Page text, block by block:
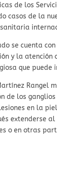
de los
casos de la
se cuenta
y la atención
que puede
Rangel
de los
en la
extenderse
o en otras